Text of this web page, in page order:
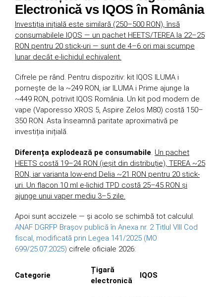
Electronică vs IQOS în România
Investiția inițială este similară (250–500 RON), însă
consumabilele IQOS — un pachet HEETS/TEREA la 22–25
RON pentru 20 stick-uri — sunt de 4–6 ori mai scumpe
lunar decât e-lichidul echivalent.
Cifrele pe rând. Pentru dispozitiv: kit IQOS ILUMA i
pornește de la ~249 RON, iar ILUMA i Prime ajunge la
~449 RON, potrivit IQOS România. Un kit pod modern de
vape (Vaporesso XROS 5, Aspire Zelos M80) costă 150–
350 RON. Asta înseamnă paritate aproximativă pe
investiția inițială.
Diferența explodează pe consumabile. Un pachet
HEETS costă 19–24 RON (ieșit din distribuție), TEREA ~25
RON, iar varianta low-end Delia ~21 RON pentru 20 stick-
uri. Un flacon 10 ml e-lichid TPD costă 25–45 RON și
ajunge unui vaper mediu 3–5 zile.
Apoi sunt accizele — și acolo se schimbă tot calculul.
ANAF DGRFP Brașov publică în Anexa nr. 2 Titlul VIII Cod
fiscal, modificată prin Legea 141/2025 (MO
699/25.07.2025) cifrele oficiale 2026:
Categorie
Țigară
electronică
IQOS